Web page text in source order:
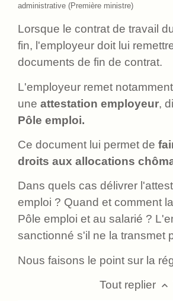
administrative (Première ministre)
Lorsque le contrat de travail
fin, l'employeur doit lui
documents de fin de contrat.
L'employeur remet
une attestation employeur,
Pôle emploi.
Ce document lui permet de
droits aux allocations
Dans quels cas délivrer
emploi ? Quand et comment
Pôle emploi et au salarié ?
sanctionné s'il ne la transmet
Nous faisons le point sur la
Tout replier keyboard_arrow_up